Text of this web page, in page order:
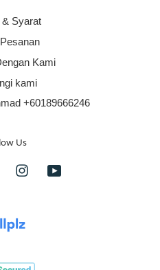
& Syarat
Kami
kami
+60189666246
Us
FacebookInstagram